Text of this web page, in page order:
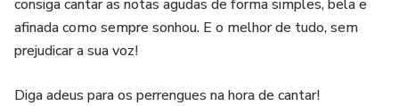
consiga cantar as notas agudas de forma simples, bela e
afinada como sempre sonhou. E o melhor de tudo, sem
prejudicar a sua voz!
Diga adeus para os perrengues na hora de cantar!